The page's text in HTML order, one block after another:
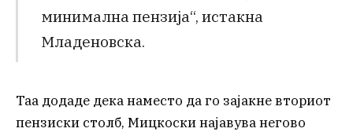
минимална пензија“, истакна
Младеновска.
Таа додаде дека наместо да го зајакне вториот
пензиски столб, Мицкоски најавува негово